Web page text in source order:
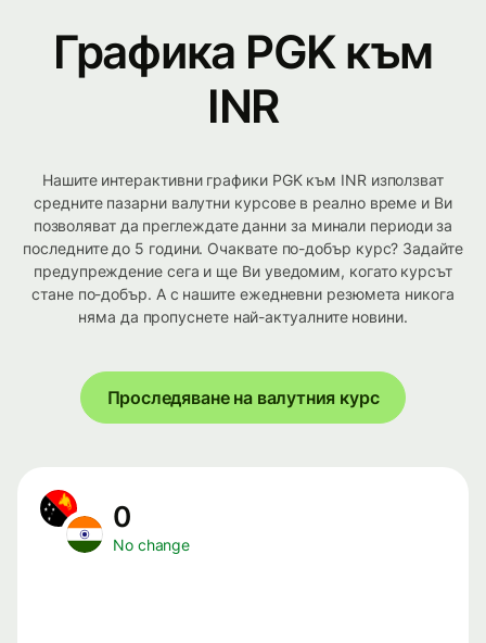
Графика PGK към
INR
Нашите интерактивни графики PGK към INR използват
средните пазарни валутни курсове в реално време и Ви
позволяват да преглеждате данни за минали периоди за
последните до 5 години. Очаквате по-добър курс? Задайте
предупреждение сега и ще Ви уведомим, когато курсът
стане по-добър. А с нашите ежедневни резюмета никога
няма да пропуснете най-актуалните новини.
Проследяване на валутния курс
0
No change